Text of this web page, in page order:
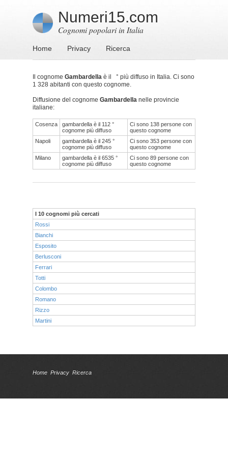
Numeri15.com
Cognomi popolari in Italia
Home Privacy Ricerca
Il cognome Gambardella è il ° più diffuso in Italia. Ci sono
1 328 abitanti con questo cognome.
Diffusione del cognome Gambardella nelle provincie
italiane:
Cosenza
gambardella è il 112 °
cognome più diffuso
Ci sono 138 persone con
questo cognome
Napoli
gambardella è il 245 °
cognome più diffuso
Ci sono 353 persone con
questo cognome
Milano
gambardella è il 6535 °
cognome più diffuso
Ci sono 89 persone con
questo cognome
I 10 cognomi più cercati
Rossi
Bianchi
Esposito
Berlusconi
Ferrari
Totti
Colombo
Romano
Rizzo
Martini
Home Privacy Ricerca